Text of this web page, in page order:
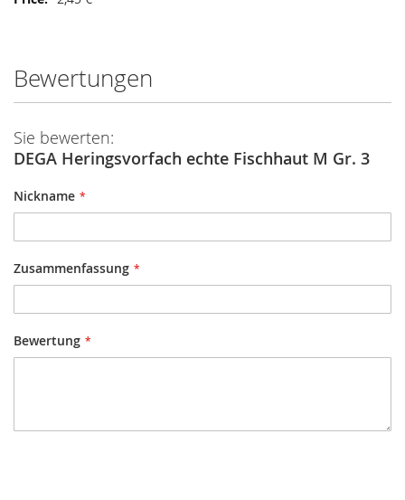
Bewertungen
Sie bewerten:
DEGA Heringsvorfach echte Fischhaut M Gr. 3
Nickname
Zusammenfassung
Bewertung